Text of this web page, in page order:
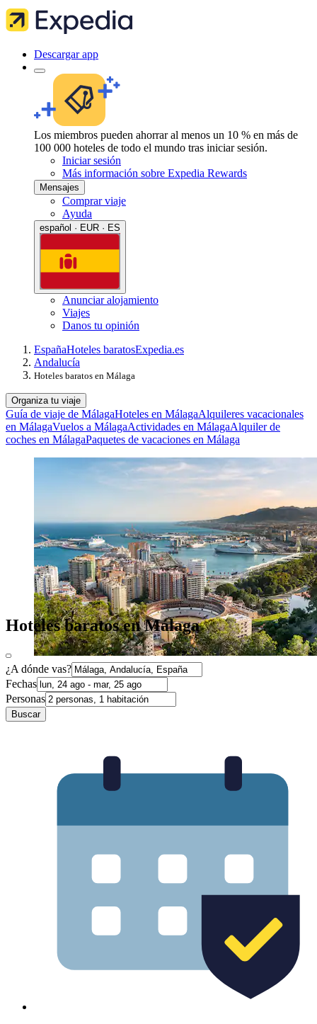
Descargar app
Los miembros pueden ahorrar al menos un 10 % en más de
100 000 hoteles de todo el mundo tras iniciar sesión.
Iniciar sesión
Más información sobre Expedia Rewards
Mensajes
Comprar viaje
Ayuda
español · EUR · ES
Anunciar alojamiento
Viajes
Danos tu opinión
EspañaHoteles baratosExpedia.es
Andalucía
Hoteles baratos en Málaga
Organiza tu viaje
Guía de viaje de MálagaHoteles en MálagaAlquileres vacacionales
en MálagaVuelos a MálagaActividades en MálagaAlquiler de
coches en MálagaPaquetes de vacaciones en Málaga
Hoteles baratos en Málaga
¿A dónde vas?
Fechas
Personas
Buscar